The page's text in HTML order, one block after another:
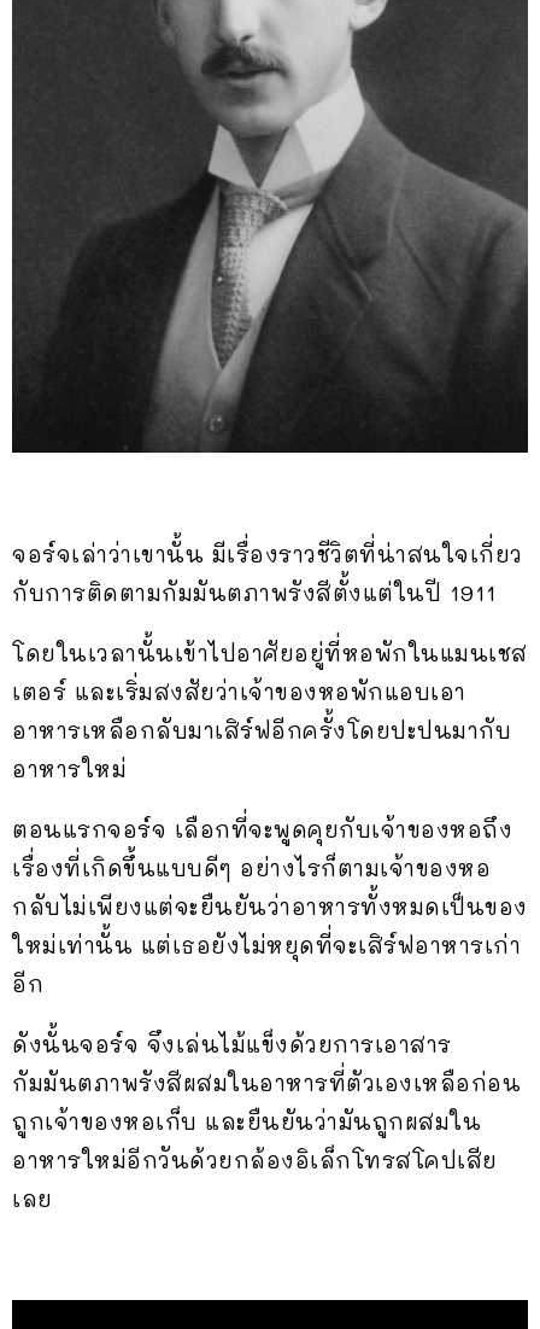
จอร์จเล่าว่าเขานั้น มีเรื่องราวชีวิตที่น่าสนใจเกี่ยว
กับการติดตามกัมมันตภาพรังสีตั้งแต่ในปี 1911
โดยในเวลานั้นเข้าไปอาศัยอยู่ที่หอพักในแมนเชส
เตอร์ และเริ่มสงสัยว่าเจ้าของหอพักแอบเอา
อาหารเหลือกลับมาเสิร์ฟอีกครั้งโดยปะปนมากับ
อาหารใหม่
ตอนแรกจอร์จ เลือกที่จะพูดคุยกับเจ้าของหอถึง
เรื่องที่เกิดขึ้นแบบดีๆ อย่างไรก็ตามเจ้าของหอ
กลับไม่เพียงแต่จะยืนยันว่าอาหารทั้งหมดเป็นของ
ใหม่เท่านั้น แต่เธอยังไม่หยุดที่จะเสิร์ฟอาหารเก่า
อีก
ดังนั้นจอร์จ จึงเล่นไม้แข็งด้วยการเอาสาร
กัมมันตภาพรังสีผสมในอาหารที่ตัวเองเหลือก่อน
ถูกเจ้าของหอเก็บ และยืนยันว่ามันถูกผสมใน
อาหารใหม่อีกวันด้วยกล้องอิเล็กโทรสโคปเสีย
เลย